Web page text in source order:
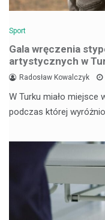
Sport
Gala wręczenia
artystycznych w
Radosław Kowalczyk
W Turku miało miejsce
podczas której